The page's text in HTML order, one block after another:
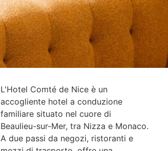
L'Hotel Comté de Nice è un
accogliente hotel a conduzione
familiare situato nel cuore di
Beaulieu-sur-Mer, tra Nizza e Monaco.
A due passi da negozi, ristoranti e